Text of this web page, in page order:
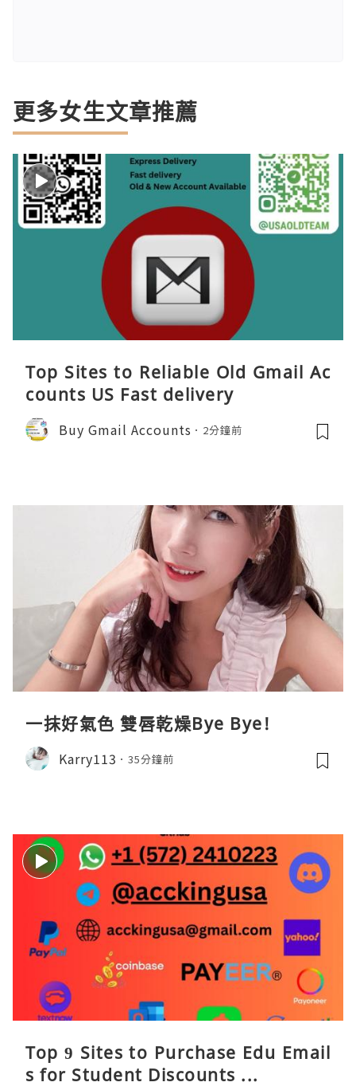
更多女生文章推薦
Top Sites to Reliable Old Gmail Ac
counts US Fast delivery
Buy Gmail Accounts 2分鐘前
一抹好氣色 雙唇乾燥Bye Bye!
Karry113 35分鐘前
Top 9 Sites to Purchase Edu Email
s for Student Discounts ...